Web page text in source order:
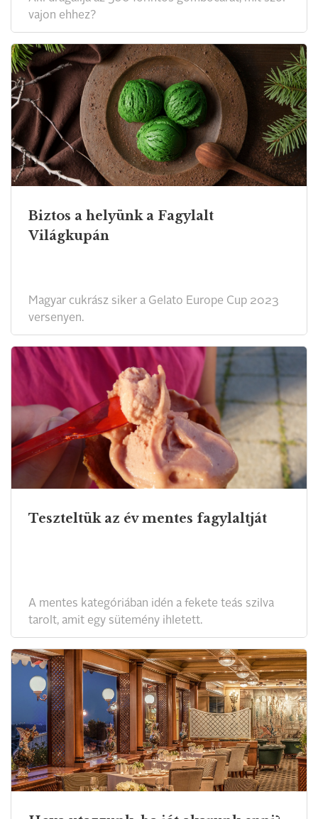
vajon ehhez?
Biztos a helyünk a Fagylalt
Világkupán
Magyar cukrász siker a Gelato Europe Cup 2023
versenyen.
Teszteltük az év mentes fagylaltját
A mentes kategóriában idén a fekete teás szilva
tarolt, amit egy sütemény ihletett.